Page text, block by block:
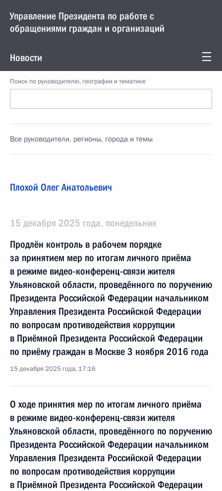
Управление Президента по работе с
обращениями граждан и организаций
Новости
Поиск по руководителю, географии и тематике
Все руководители, регионы, города и темы
Плохой Олег Анатольевич
15 декабря 2025 года, понедельник
Продлён контроль в рабочем порядке
за принятием мер по итогам личного приёма
в режиме видео-конференц-связи жителя
Ульяновской области, проведённого по поручению
Президента Российской Федерации начальником
Управления Президента Российской Федерации
по вопросам противодействия коррупции
в Приёмной Президента Российской Федерации
по приёму граждан в Москве 3 ноября 2016 года
15 декабря 2025 года, 17:16
О ходе принятия мер по итогам личного приёма
в режиме видео-конференц-связи жителя
Ульяновской области, проведённого по поручению
Президента Российской Федерации начальником
Управления Президента Российской Федерации
по вопросам противодействия коррупции
в Приёмной Президента Российской Федерации